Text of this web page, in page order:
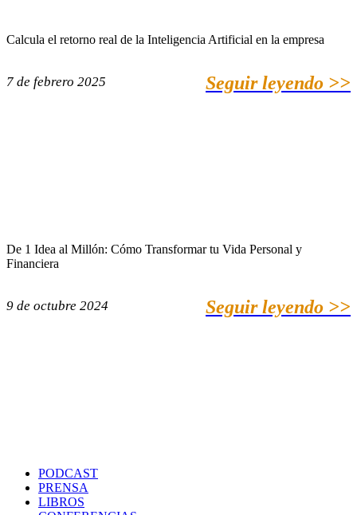
Calcula el retorno real de la Inteligencia Artificial en la empresa
7 de febrero 2025 Seguir leyendo >>
De 1 Idea al Millón: Cómo Transformar tu Vida Personal y
Financiera
9 de octubre 2024 Seguir leyendo >>
PODCAST
PRENSA
LIBROS